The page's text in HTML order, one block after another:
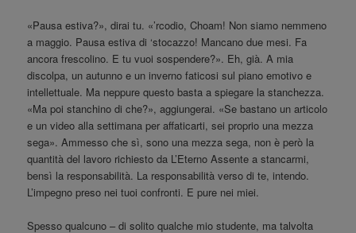
«Pausa estiva?», dirai tu. «’rcodio, Choam! Non siamo nemmeno
a maggio. Pausa estiva di ‘stocazzo! Mancano due mesi. Fa
ancora frescolino. E tu vuoi sospendere?». Eh, già. A mia
discolpa, un autunno e un inverno faticosi sul piano emotivo e
intellettuale. Ma neppure questo basta a spiegare la stanchezza.
«Ma poi stanchino di che?», aggiungerai. «Se bastano un articolo
e un video alla settimana per affaticarti, sei proprio una mezza
sega». Ammesso che sì, sono una mezza sega, non è però la
quantità del lavoro richiesto da L’Eterno Assente a stancarmi,
bensì la responsabilità. La responsabilità verso di te, intendo.
L’impegno preso nei tuoi confronti. E pure nei miei.
Spesso qualcuno – di solito qualche mio studente, ma talvolta